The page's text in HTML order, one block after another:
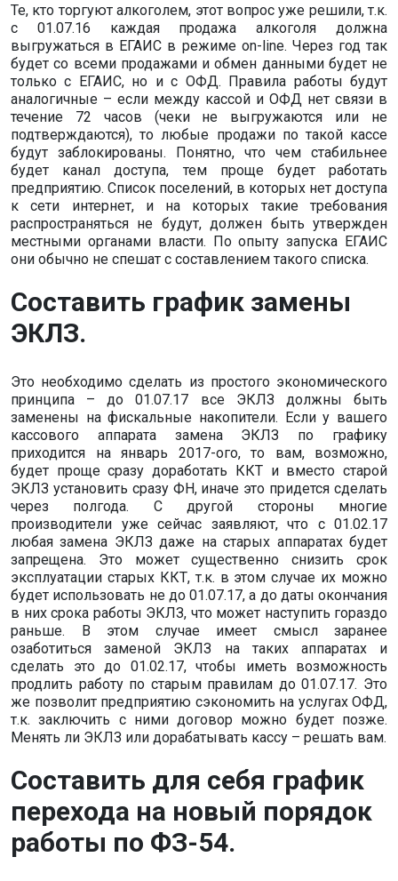
Те, кто торгуют алкоголем, этот вопрос уже решили, т.к.
с 01.07.16 каждая продажа алкоголя должна
выгружаться в ЕГАИС в режиме on-line. Через год так
будет со всеми продажами и обмен данными будет не
только с ЕГАИС, но и с ОФД. Правила работы будут
аналогичные – если между кассой и ОФД нет связи в
течение 72 часов (чеки не выгружаются или не
подтверждаются), то любые продажи по такой кассе
будут заблокированы. Понятно, что чем стабильнее
будет канал доступа, тем проще будет работать
предприятию. Список поселений, в которых нет доступа
к сети интернет, и на которых такие требования
распространяться не будут, должен быть утвержден
местными органами власти. По опыту запуска ЕГАИС
они обычно не спешат с составлением такого списка.
Составить график замены
ЭКЛЗ.
Это необходимо сделать из простого экономического
принципа – до 01.07.17 все ЭКЛЗ должны быть
заменены на фискальные накопители. Если у вашего
кассового аппарата замена ЭКЛЗ по графику
приходится на январь 2017-ого, то вам, возможно,
будет проще сразу доработать ККТ и вместо старой
ЭКЛЗ установить сразу ФН, иначе это придется сделать
через полгода. С другой стороны многие
производители уже сейчас заявляют, что с 01.02.17
любая замена ЭКЛЗ даже на старых аппаратах будет
запрещена. Это может существенно снизить срок
эксплуатации старых ККТ, т.к. в этом случае их можно
будет использовать не до 01.07.17, а до даты окончания
в них срока работы ЭКЛЗ, что может наступить гораздо
раньше. В этом случае имеет смысл заранее
озаботиться заменой ЭКЛЗ на таких аппаратах и
сделать это до 01.02.17, чтобы иметь возможность
продлить работу по старым правилам до 01.07.17. Это
же позволит предприятию сэкономить на услугах ОФД,
т.к. заключить с ними договор можно будет позже.
Менять ли ЭКЛЗ или дорабатывать кассу – решать вам.
Составить для себя график
перехода на новый порядок
работы по ФЗ-54.